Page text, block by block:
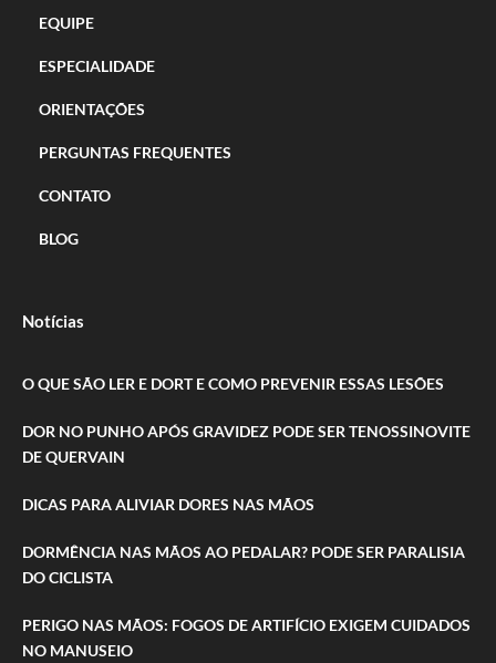
EQUIPE
ESPECIALIDADE
ORIENTAÇÕES
PERGUNTAS FREQUENTES
CONTATO
BLOG
Notícias
O QUE SÃO LER E DORT E COMO PREVENIR ESSAS LESÕES
DOR NO PUNHO APÓS GRAVIDEZ PODE SER TENOSSINOVITE
DE QUERVAIN
DICAS PARA ALIVIAR DORES NAS MÃOS
DORMÊNCIA NAS MÃOS AO PEDALAR? PODE SER PARALISIA
DO CICLISTA
PERIGO NAS MÃOS: FOGOS DE ARTIFÍCIO EXIGEM CUIDADOS
NO MANUSEIO